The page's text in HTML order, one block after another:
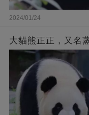
2024/01/24
大貓熊正正，又名